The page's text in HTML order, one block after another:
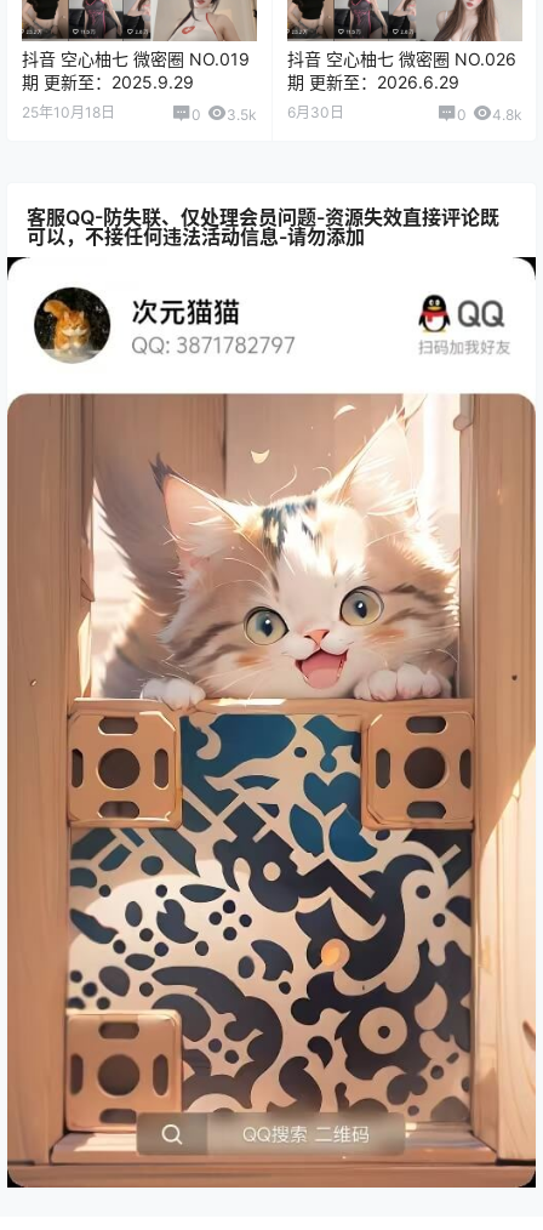
抖音 空心柚七 微密圈 NO.019
期 更新至：2025.9.29
25年10月18日 0 3.5k
抖音 空心柚七 微密圈 NO.026
期 更新至：2026.6.29
6月30日 0 4.8k
客服QQ-防失联、仅处理会员问题-资源失效直接评论既
可以，不接任何违法活动信息-请勿添加